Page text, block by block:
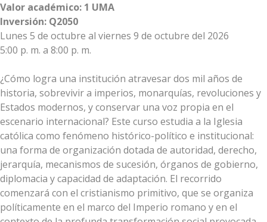
Valor académico: 1 UMA
Inversión: Q2050
Lunes 5 de octubre al viernes 9 de octubre del 2026
5:00 p. m. a 8:00 p. m.
¿Cómo logra una institución atravesar dos mil años de
historia, sobrevivir a imperios, monarquías, revoluciones y
Estados modernos, y conservar una voz propia en el
escenario internacional? Este curso estudia a la Iglesia
católica como fenómeno histórico-político e institucional:
una forma de organización dotada de autoridad, derecho,
jerarquía, mecanismos de sucesión, órganos de gobierno,
diplomacia y capacidad de adaptación. El recorrido
comenzará con el cristianismo primitivo, que se organiza
políticamente en el marco del Imperio romano y en el